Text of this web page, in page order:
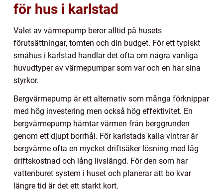
för hus i karlstad
Valet av värmepump beror alltid på husets
förutsättningar, tomten och din budget. För ett typiskt
småhus i karlstad handlar det ofta om några vanliga
huvudtyper av värmepumpar som var och en har sina
styrkor.
Bergvärmepump är ett alternativ som många förknippar
med hög investering men också hög effektivitet. En
bergvärmepump hämtar värmen från berggrunden
genom ett djupt borrhål. För karlstads kalla vintrar är
bergvärme ofta en mycket driftsäker lösning med låg
driftskostnad och lång livslängd. För den som har
vattenburet system i huset och planerar att bo kvar
längre tid är det ett starkt kort.